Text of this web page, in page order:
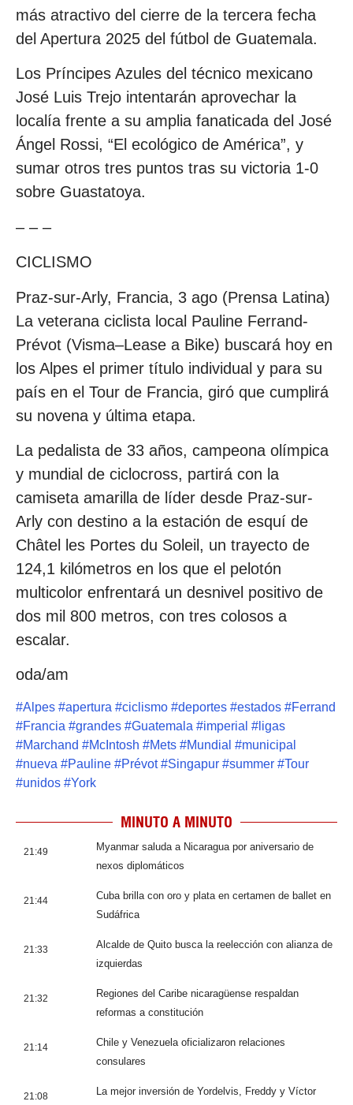
más atractivo del cierre de la tercera fecha
del Apertura 2025 del fútbol de Guatemala.
Los Príncipes Azules del técnico mexicano
José Luis Trejo intentarán aprovechar la
localía frente a su amplia fanaticada del José
Ángel Rossi, “El ecológico de América”, y
sumar otros tres puntos tras su victoria 1-0
sobre Guastatoya.
– – –
CICLISMO
Praz-sur-Arly, Francia, 3 ago (Prensa Latina)
La veterana ciclista local Pauline Ferrand-
Prévot (Visma–Lease a Bike) buscará hoy en
los Alpes el primer título individual y para su
país en el Tour de Francia, giró que cumplirá
su novena y última etapa.
La pedalista de 33 años, campeona olímpica
y mundial de ciclocross, partirá con la
camiseta amarilla de líder desde Praz-sur-
Arly con destino a la estación de esquí de
Châtel les Portes du Soleil, un trayecto de
124,1 kilómetros en los que el pelotón
multicolor enfrentará un desnivel positivo de
dos mil 800 metros, con tres colosos a
escalar.
oda/am
#Alpes #apertura #ciclismo #deportes #estados #Ferrand
#Francia #grandes #Guatemala #imperial # ligas
#Marchand #McIntosh #Mets #Mundial #municipal
#nueva #Pauline #Prévot#Singapur #summer #Tour
#unidos #York
MINUTO A MINUTO
21:49
Myanmar saluda a Nicaragua por aniversario de
nexos diplomáticos
21:44
Cuba brilla con oro y plata en certamen de ballet en
Sudáfrica
21:33
Alcalde de Quito busca la reelección con alianza de
izquierdas
21:32
Regiones del Caribe nicaragüense respaldan
reformas a constitución
21:14
Chile y Venezuela oficializaron relaciones
consulares
21:08 La mejor inversión de Yordelvis, Freddy y Víctor